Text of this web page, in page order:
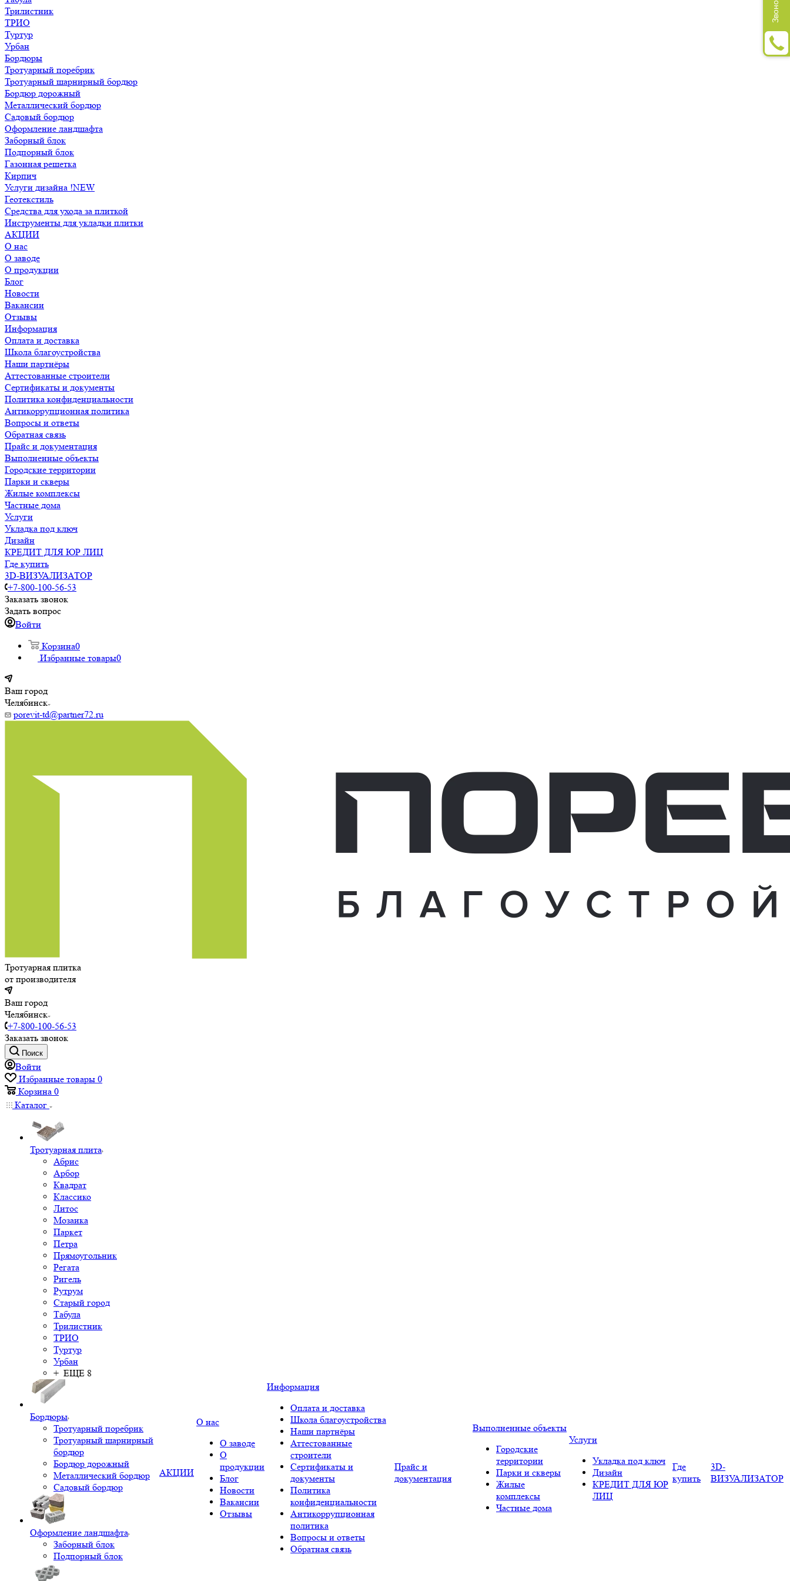
Трилистник
ТРИО
Туртур
Урбан
Бордюры
Тротуарный поребрик
Тротуарный шарнирный бордюр
Бордюр дорожный
Металлический бордюр
Садовый бордюр
Оформление ландшафта
Заборный блок
Подпорный блок
Газонная решетка
Кирпич
Услуги дизайна !NEW
Геотекстиль
Средства для ухода за плиткой
Инструменты для укладки плитки
АКЦИИ
О нас
О заводе
О продукции
Блог
Новости
Вакансии
Отзывы
Информация
Оплата и доставка
Школа благоустройства
Наши партнёры
Аттестованные строители
Сертификаты и документы
Политика конфиденциальности
Антикоррупционная политика
Вопросы и ответы
Обратная связь
Прайс и документация
Выполненные объекты
Городские территории
Парки и скверы
Жилые комплексы
Частные дома
Услуги
Укладка под ключ
Дизайн
КРЕДИТ ДЛЯ ЮР ЛИЦ
Где купить
3D-ВИЗУАЛИЗАТОР
+7-800-100-56-53
Заказать звонок
Задать вопрос
Войти
Корзина0
Избранные товары0
Ваш город
Челябинск
porevit-td@partner72.ru
Тротуарная плитка
от производителя
Ваш город
Челябинск
+7-800-100-56-53
Заказать звонок
Поиск
Войти
Избранные товары 0
Корзина 0
Каталог
Тротуарная плита
Абрис
Арбор
Квадрат
Классико
Литос
Мозаика
Паркет
Петра
Прямоугольник
Регата
Ригель
Рутрум
Старый город
Табула
Трилистник
ТРИО
Туртур
Урбан
+ ЕЩЕ 8
Бордюры
Тротуарный поребрик
Тротуарный шарнирный
бордюр
Бордюр дорожный
Металлический бордюр
Садовый бордюр
Оформление ландшафта
Заборный блок
Подпорный блок
АКЦИИ
О нас
О заводе
О
продукции
Блог
Новости
Вакансии
Отзывы
Информация
Оплата и доставка
Школа благоустройства
Наши партнёры
Аттестованные
строители
Сертификаты и
документы
Политика
конфиденциальности
Антикоррупционная
политика
Вопросы и ответы
Обратная связь
Прайс и
документация
Выполненные объекты
Городские
территории
Парки и скверы
Жилые
комплексы
Частные дома
Услуги
Укладка под ключ
Дизайн
КРЕДИТ ДЛЯ ЮР
ЛИЦ
Где
купить
3D-
ВИЗУАЛИЗАТОР